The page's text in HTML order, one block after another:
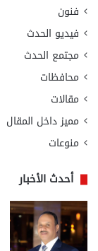
فنون
فيديو الحدث
مجتمع الحدث
محافظات
مقالات
مميز داخل المقال
منوعات
أحدث الأخبار